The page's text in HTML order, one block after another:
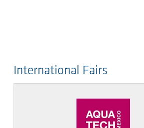
International Fairs